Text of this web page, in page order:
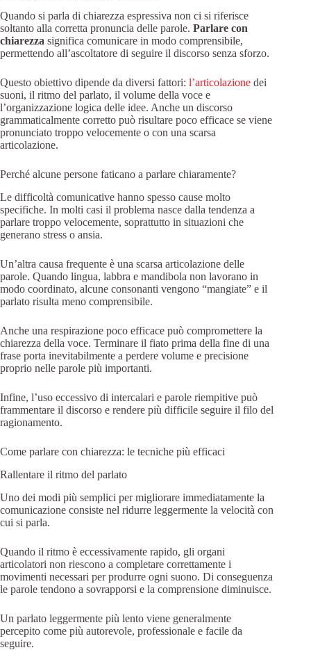
Quando si parla di chiarezza espressiva non ci si riferisce
soltanto alla corretta pronuncia delle parole. Parlare con
chiarezza significa comunicare in modo comprensibile,
permettendo all’ascoltatore di seguire il discorso senza sforzo.
Questo obiettivo dipende da diversi fattori: l’articolazione dei
suoni, il ritmo del parlato, il volume della voce e
l’organizzazione logica delle idee. Anche un discorso
grammaticalmente corretto può risultare poco efficace se viene
pronunciato troppo velocemente o con una scarsa
articolazione.
Perché alcune persone faticano a parlare chiaramente?
Le difficoltà comunicative hanno spesso cause molto
specifiche. In molti casi il problema nasce dalla tendenza a
parlare troppo velocemente, soprattutto in situazioni che
generano stress o ansia.
Un’altra causa frequente è una scarsa articolazione delle
parole. Quando lingua, labbra e mandibola non lavorano in
modo coordinato, alcune consonanti vengono “mangiate” e il
parlato risulta meno comprensibile.
Anche una respirazione poco efficace può compromettere la
chiarezza della voce. Terminare il fiato prima della fine di una
frase porta inevitabilmente a perdere volume e precisione
proprio nelle parole più importanti.
Infine, l’uso eccessivo di intercalari e parole riempitive può
frammentare il discorso e rendere più difficile seguire il filo del
ragionamento.
Come parlare con chiarezza: le tecniche più efficaci
Rallentare il ritmo del parlato
Uno dei modi più semplici per migliorare immediatamente la
comunicazione consiste nel ridurre leggermente la velocità con
cui si parla.
Quando il ritmo è eccessivamente rapido, gli organi
articolatori non riescono a completare correttamente i
movimenti necessari per produrre ogni suono. Di conseguenza
le parole tendono a sovrapporsi e la comprensione diminuisce.
Un parlato leggermente più lento viene generalmente
percepito come più autorevole, professionale e facile da
seguire.